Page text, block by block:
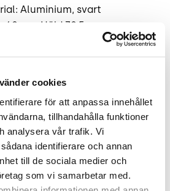
cookies
för att anpassa innehållet
tillhandahålla funktioner
analysera vår trafik. Vi
identifierare och annan
till de sociala medier och
som vi samarbetar med.
Aluminium, svart
cm, Höjd 70,5 cm
Bin från Brabantia är
såsom kontor och kök
volym på 60 liter. Den
möjliggör enkel
en hand, vilket bidrar till